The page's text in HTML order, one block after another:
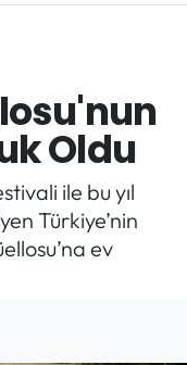
Oldu
ile bu yıl
Türkiye’nin
ev